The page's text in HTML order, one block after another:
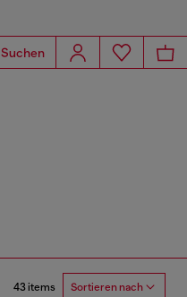
Suchen
43 items Sortieren nach